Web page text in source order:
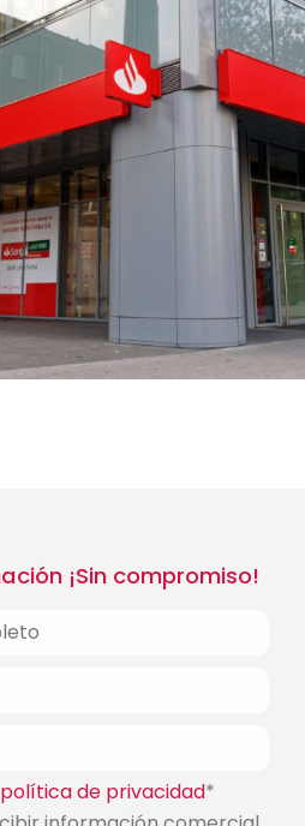
¡Sin compromiso!
política de privacidad*